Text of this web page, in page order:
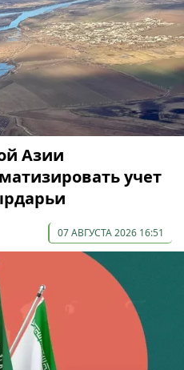
Азии
учет
07 АВГУСТА 2026 16:51